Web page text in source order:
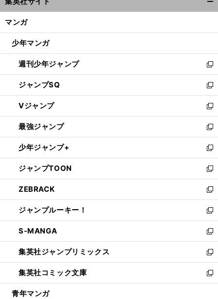
ィ
ン
ウ
開
く
マンガ
少年マンガ
週刊少年ジャンプ
新
し
い
ウ
ィ
ン
ド
ウ
で
開
く
ジャンプSQ
新
し
い
ウ
ィ
ン
ド
ウ
で
開
く
Vジャンプ
新
し
い
ウ
ィ
ン
ド
ウ
で
開
く
最強ジャンプ
新
し
い
ウ
ィ
ン
ド
ウ
で
開
く
少年ジャンプ+
新
し
い
ウ
ィ
ン
ド
ウ
で
開
く
ジャンプTOON
新
し
い
ウ
ィ
ン
ド
ウ
で
開
く
ZEBRACK
新
し
い
ウ
ィ
ン
ド
ウ
で
開
ジャンプルーキー！
新
し
い
ウ
ィ
ン
ド
ウ
S-MANGA
新
し
い
ウ
ィ
ン
集英社ジャンプリミックス
新
し
い
ウ
集英社コミック文庫
新
し
青年マンガ